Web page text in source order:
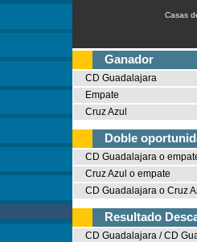
Casas
Ganador
CD Guadalajara
Empate
Cruz Azul
Doble
CD Guadalajara o
Cruz Azul o empate
CD Guadalajara o Cruz
Resultado
CD Guadalajara / CD